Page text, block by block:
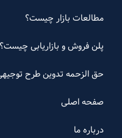
مطالعات بازار چیست؟
پلن فروش و بازاریابی چیست؟
حق الزحمه تدوین طرح
صفحه اصلی
درباره ما